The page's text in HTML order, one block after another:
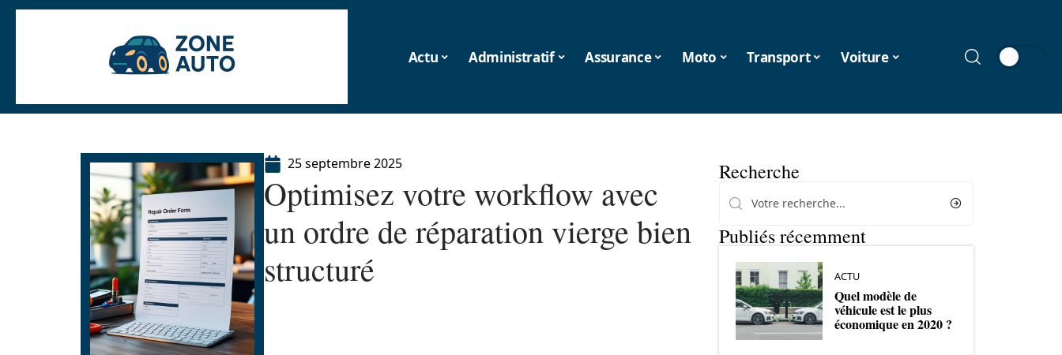
Actu Administratif Assurance Moto Transport Voiture
25 septembre 2025
Optimisez votre workflow avec
un ordre de réparation vierge bien
structuré
Recherche
Publiés récemment
ACTU
Quel modèle de
véhicule est le plus
économique en 2020 ?